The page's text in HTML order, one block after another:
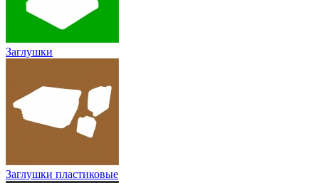
Заглушки
Заглушки пластиковые